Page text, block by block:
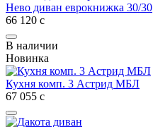
Нево диван еврокнижка 30/30
66 120 с
В наличии
Новинка
Кухня комп. 3 Астрид МБЛ
67 055 с